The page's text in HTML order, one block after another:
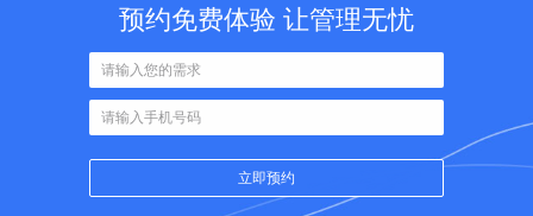
预约免费体验 让管理无忧